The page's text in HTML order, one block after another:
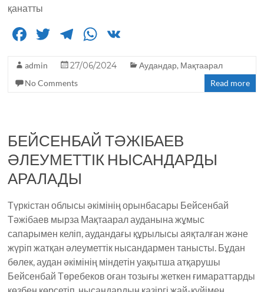
қанатты
F
c
e
o
o
k
T
it
te
T
e
g
m
W
a
p
admin 27/06/2024 Аудандар, Мақтаарал
No Comments
Read more
БЕЙСЕНБАЙ ТӘЖІБАЕВ
ӘЛЕУМЕТТІК НЫСАНДАРДЫ
АРАЛАДЫ
Түркістан облысы әкімінің орынбасары Бейсенбай
Тәжібаев мырза Мақтаарал ауданына жұмыс
сапарымен келіп, аудандағы құрылысы аяқталған және
жүріп жатқан әлеуметтік нысандармен танысты. Бұдан
бөлек, аудан әкімінің міндетін уақытша атқарушы
Бейсенбай Төребеков оған тозығы жеткен ғимараттарды